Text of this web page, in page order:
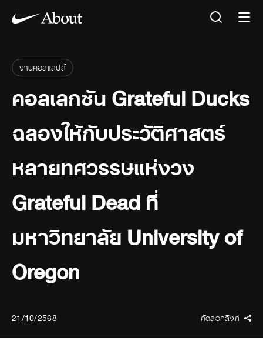
งานคอลแลปส์
คอลเลกชัน Grateful Ducks
ฉลองให้กับประวัติศาสตร์
หลายทศวรรษแห่งวง
Grateful Dead ที่
มหาวิทยาลัย University of
Oregon
21/10/2568 คัดลอกลิงก์